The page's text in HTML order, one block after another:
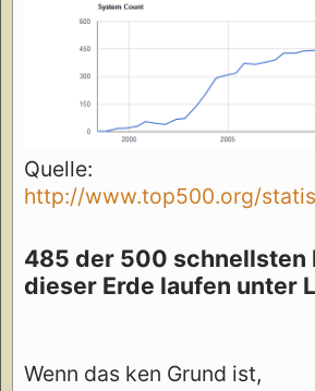
Quelle:
http://www.top500.org/
485 der 500 schnellsten
dieser Erde laufen unter
Wenn das ken Grund ist,